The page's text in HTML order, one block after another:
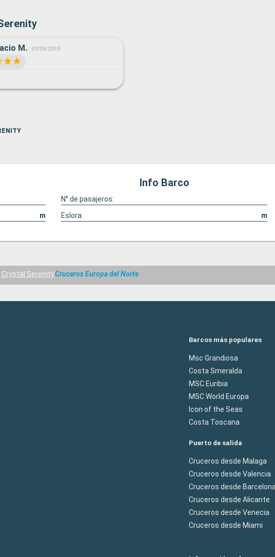
M. 07/09/2019
Info Barco
N° de pasajeros:
m Eslora: m
Crystal SerenityCruceros Europa del Norte
Barcos más populares
Msc Grandiosa
Costa Smeralda
MSC Euribia
MSC World Europa
Icon of the Seas
Costa Toscana
Puerto de salida
Cruceros desde Malaga
Cruceros desde Valencia
Cruceros desde Barcelona
Cruceros desde Alicante
Cruceros desde Venecia
Cruceros desde Miami